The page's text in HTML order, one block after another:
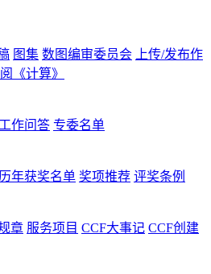
图集 数图编审委员会
上传/发布作
《计算》
工作问答 专委名单
历年获奖名单 奖项推荐 评奖条例
章 服务项目 CCF大事记 CCF创建